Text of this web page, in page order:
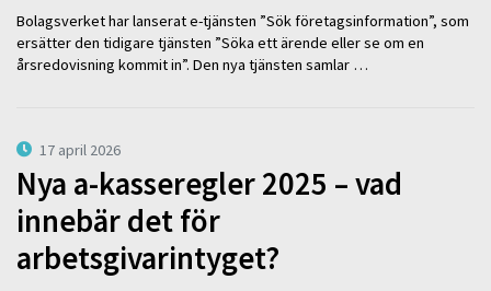
Bolagsverket har lanserat e-tjänsten ”Sök företagsinformation”, som
ersätter den tidigare tjänsten ”Söka ett ärende eller se om en
årsredovisning kommit in”. Den nya tjänsten samlar …
17 april 2026
Nya a-kasseregler 2025 – vad
innebär det för
arbetsgivarintyget?